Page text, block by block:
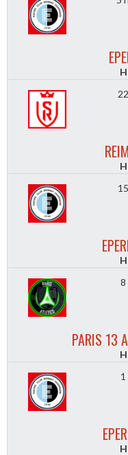
8
PARIS 13